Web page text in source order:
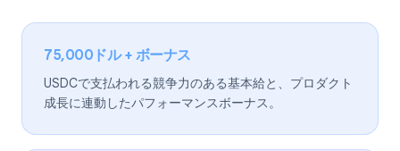
75,000ドル + ボーナス
USDCで支払われる競争力のある基本給と、プロダクト
成長に連動したパフォーマンスボーナス。